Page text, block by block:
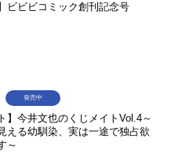
ビビビコミック創刊記念号
】今井文也のくじメイトVol.4～
える幼馴染、実は一途で独占欲
～
発売中